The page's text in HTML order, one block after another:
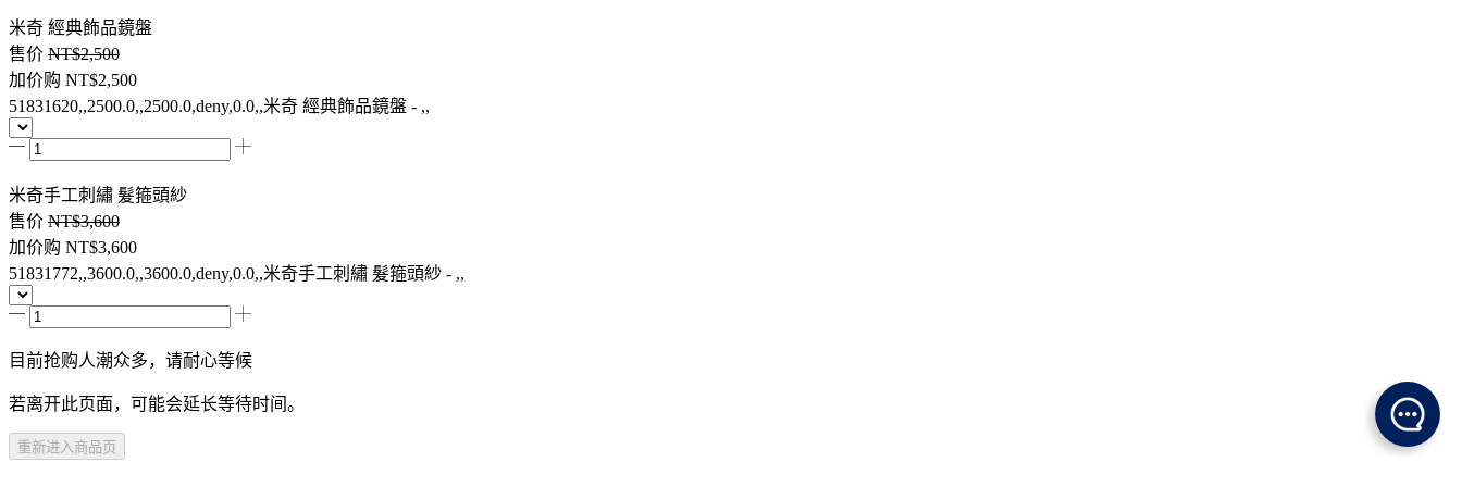
米奇 經典飾品鏡盤
售价 NT$2,500
加价购 NT$2,500
51831620,,2500.0,,2500.0,deny,0.0,,米奇 經典飾品鏡盤 - ,,
米奇手工刺繡 髮箍頭紗
售价 NT$3,600
加价购 NT$3,600
51831772,,3600.0,,3600.0,deny,0.0,,米奇手工刺繡 髮箍頭紗 - ,,
目前抢购人潮众多，请耐心等候
若离开此页面，可能会延长等待时间。
重新进入商品页